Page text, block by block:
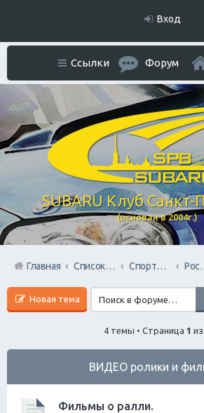
Вход
SUBARU Клуб Санкт-
(основан в 2004г.)
Ссылки Форум
Главная Список форумов Спортивный раздел
Новая тема
4 темы • Страница 1 из
ВИДЕО ролики и
Фильмы о ралли.